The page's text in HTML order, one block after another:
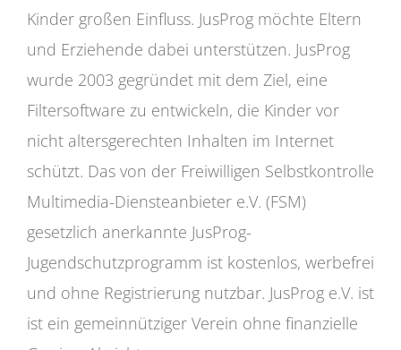
Kinder großen Einfluss. JusProg möchte Eltern
und Erziehende dabei unterstützen. JusProg
wurde 2003 gegründet mit dem Ziel, eine
Filtersoftware zu entwickeln, die Kinder vor
nicht altersgerechten Inhalten im Internet
schützt. Das von der Freiwilligen Selbstkontrolle
Multimedia-Diensteanbieter e.V. (FSM)
gesetzlich anerkannte JusProg-
Jugendschutzprogramm ist kostenlos, werbefrei
und ohne Registrierung nutzbar. JusProg e.V. ist
ist ein gemeinnütziger Verein ohne finanzielle